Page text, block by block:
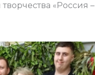
«Россия –